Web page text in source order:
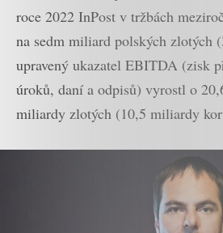
roce 2022 InPost v tržbách
na sedm miliard polských zlotých
upravený ukazatel EBITDA (zisk
úroků, daní a odpisů) vyrostl o
miliardy zlotých (10,5 miliardy